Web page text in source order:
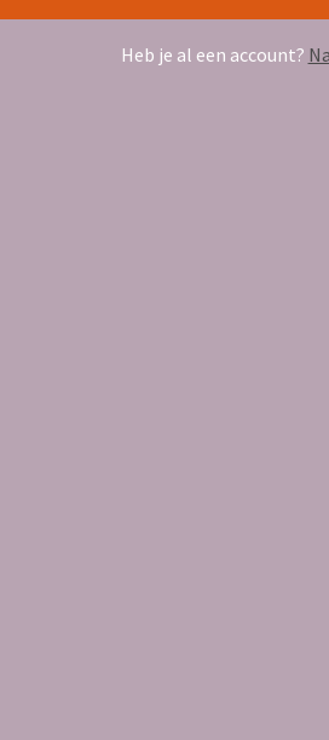
Heb je al een account?